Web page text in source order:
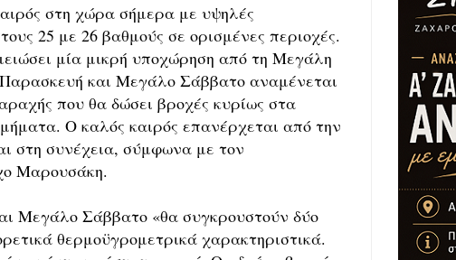
στη χώρα σήμερα με υψηλές
25 με 26 βαθμούς σε ορισμένες περιοχές.
μία μικρή υποχώρηση από τη Μεγάλη
και Μεγάλο Σάββατο αναμένεται
που θα δώσει βροχές κυρίως στα
Ο καλός καιρός επανέρχεται από την
στη συνέχεια, σύμφωνα με τον
Μαρουσάκη.
Μεγάλο Σάββατο «θα συγκρουστούν δύο
θερμοϋγρομετρικά χαρακτηριστικά.